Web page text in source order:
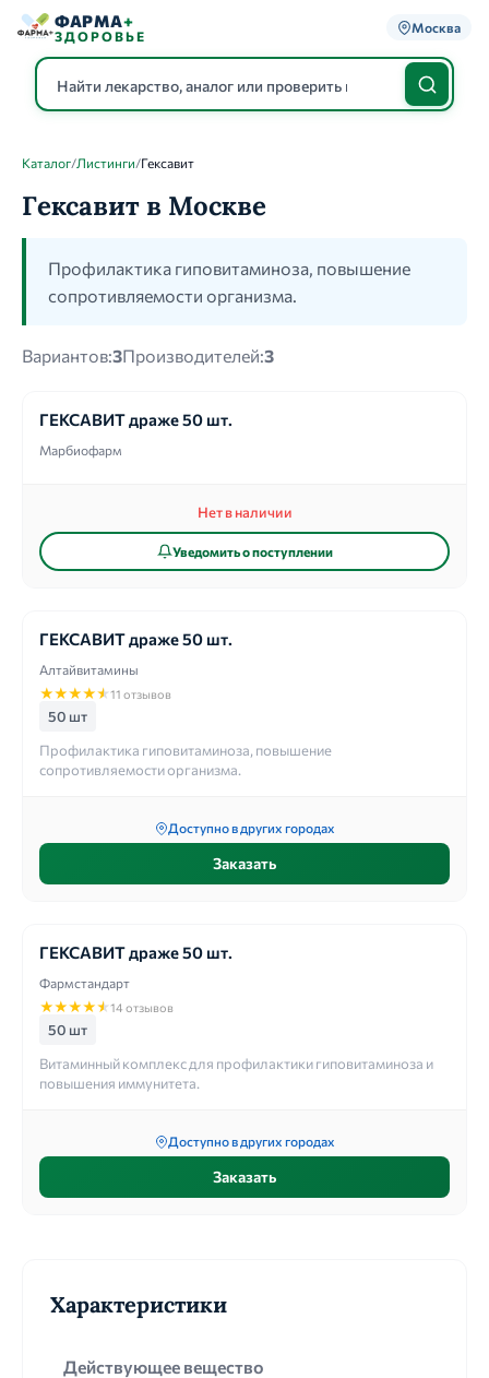
ФАРМА+
ЗДОРОВЬЕ
Москва
Каталог
Каталог/Листинги/Гексавит
Гексавит в Москве
Профилактика гиповитаминоза, повышение
сопротивляемости организма.
Вариантов:3Производителей:3
ГЕКСАВИТ драже 50 шт.
Марбиофарм
Нет в наличии
Уведомить о поступлении
ГЕКСАВИТ драже 50 шт.
Алтайвитамины
★★★★★11 отзывов
50 шт
Профилактика гиповитаминоза, повышение
сопротивляемости организма.
Доступно в других городах
Заказать
ГЕКСАВИТ драже 50 шт.
Фармстандарт
★★★★★14 отзывов
50 шт
Витаминный комплекс для профилактики гиповитаминоза и
повышения иммунитета.
Доступно в других городах
Заказать
Характеристики
Действующее вещество